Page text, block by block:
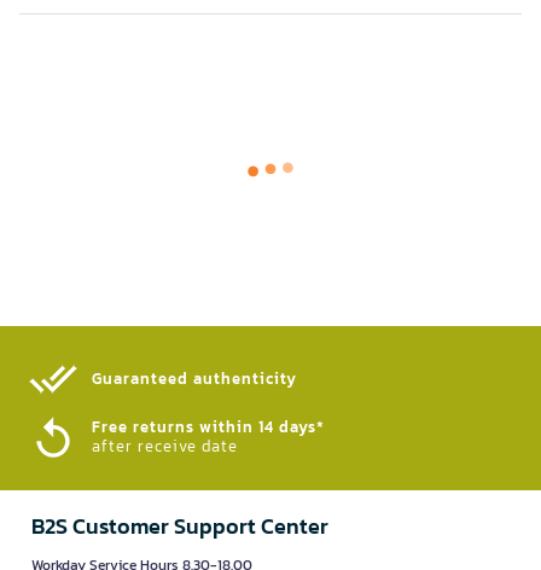
Guaranteed authenticity​
Free returns within 14 days*
after receive date
B2S Customer Support Center
Workday Service Hours 8.30-18.00